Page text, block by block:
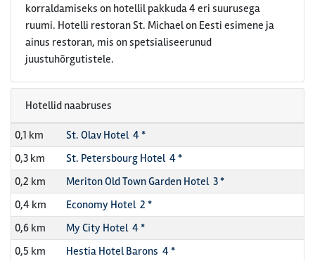
korraldamiseks on hotellil pakkuda 4 eri suurusega
ruumi. Hotelli restoran St. Michael on Eesti esimene ja
ainus restoran, mis on spetsialiseerunud
juustuhõrgutistele.
Hotellid naabruses
0,1 km
St. Olav Hotel 4 *
0,3 km
St. Petersbourg Hotel 4 *
0,2 km
Meriton Old Town Garden Hotel 3 *
0,4 km
Economy Hotel 2 *
0,6 km
My City Hotel 4 *
0,5 km
Hestia Hotel Barons 4 *